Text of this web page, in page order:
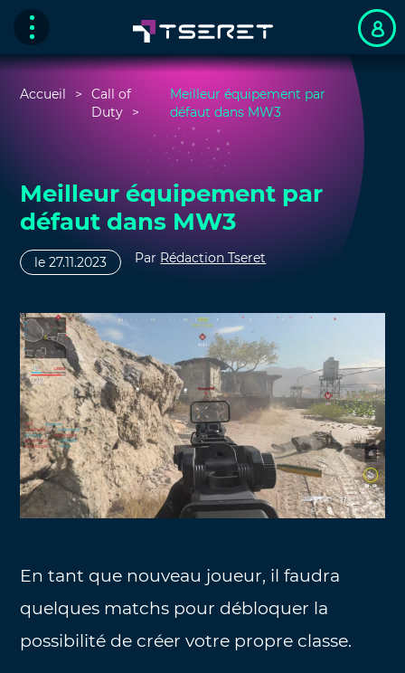
Accueil
Call of
Duty
Meilleur équipement par
défaut dans MW3
Meilleur équipement par
défaut dans MW3
le 27.11.2023 Par Rédaction Tseret
En tant que nouveau joueur, il faudra
quelques matchs pour débloquer la
possibilité de créer votre propre classe.